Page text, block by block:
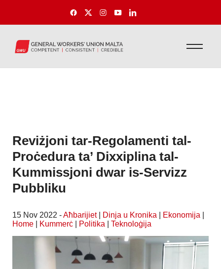
Reviżjoni tar-Regolamenti tal-
Proċedura ta’ Dixxiplina tal-
Kummissjoni dwar is-Servizz
Pubbliku
15 Nov 2022 -Aħbarijiet| Dinja u Kronika Ekonomija
Home
Kummerċ Politika Teknoloġija